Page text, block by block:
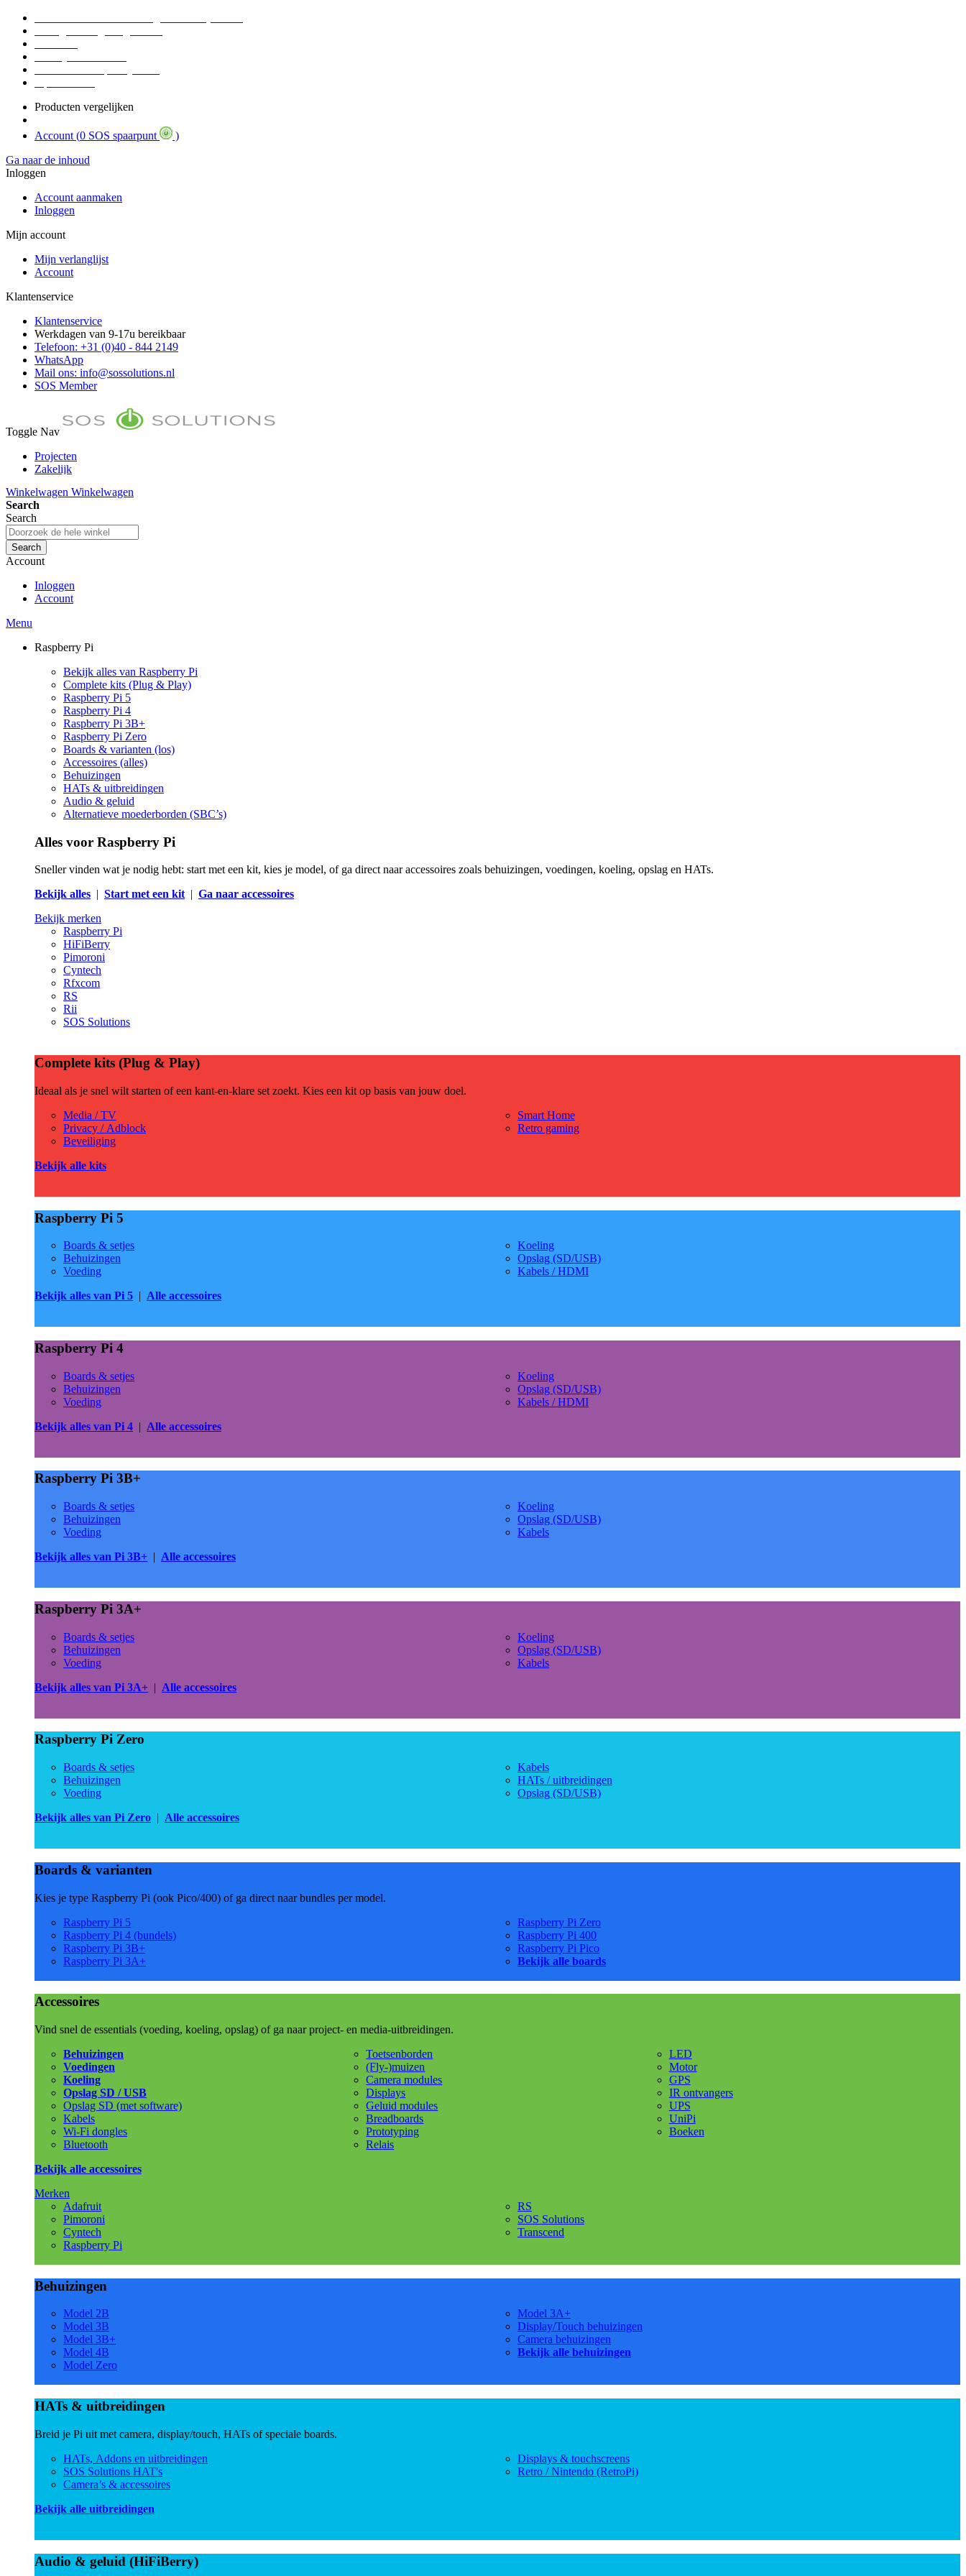
Producten vergelijken
Account (0 SOS spaarpunt
)
Ga naar de inhoud
Inloggen
Account aanmaken
Inloggen
Mijn account
Mijn verlanglijst
Account
Klantenservice
Klantenservice
Werkdagen van 9-17u bereikbaar
Telefoon: +31 (0)40 - 844 2149
WhatsApp
Mail ons: info@sossolutions.nl
SOS Member
Toggle Nav
Projecten
Zakelijk
Toon prijzen Incl. BTW
Toon prijzen Excl. BTW
Winkelwagen Winkelwagen
Search
Search
Search
Account
Inloggen
Account
Menu
Raspberry Pi
Bekijk alles van Raspberry Pi
Complete kits (Plug & Play)
Raspberry Pi 5
Raspberry Pi 4
Raspberry Pi 3B+
Raspberry Pi Zero
Boards & varianten (los)
Accessoires (alles)
Behuizingen
HATs & uitbreidingen
Audio & geluid
Alternatieve moederborden (SBC’s)
Alles voor Raspberry Pi
Sneller vinden wat je nodig hebt: start met een kit, kies je model, of ga direct naar accessoires zoals behuizingen, voedingen, koeling, opslag en HATs.
Bekijk alles | Start met een kit| Ga naar accessoires
Bekijk merken
Raspberry Pi
HiFiBerry
Pimoroni
Cyntech
Rfxcom
RS
Rii
SOS Solutions
Complete kits (Plug & Play)
Ideaal als je snel wilt starten of een kant-en-klare set zoekt. Kies een kit op basis van jouw doel.
Media / TV
Privacy / Adblock
Beveiliging
Smart Home
Retro gaming
Bekijk alle kits
Raspberry Pi 5
Boards & setjes
Behuizingen
Voeding
Koeling
Opslag (SD/USB)
Kabels / HDMI
Bekijk alles van Pi 5 | Alle accessoires
Raspberry Pi 4
Boards & setjes
Behuizingen
Voeding
Koeling
Opslag (SD/USB)
Kabels / HDMI
Bekijk alles van Pi 4 | Alle accessoires
Raspberry Pi 3B+
Boards & setjes
Behuizingen
Voeding
Koeling
Opslag (SD/USB)
Kabels
Bekijk alles van Pi 3B+ | Alle accessoires
Raspberry Pi 3A+
Boards & setjes
Behuizingen
Voeding
Koeling
Opslag (SD/USB)
Kabels
Bekijk alles van Pi 3A+ | Alle accessoires
Raspberry Pi Zero
Boards & setjes
Behuizingen
Voeding
Kabels
HATs / uitbreidingen
Opslag (SD/USB)
Bekijk alles van Pi Zero | Alle accessoires
Boards & varianten
Kies je type Raspberry Pi (ook Pico/400) of ga direct naar bundles per model.
Raspberry Pi 5
Raspberry Pi 4 (bundels)
Raspberry Pi 3B+
Raspberry Pi 3A+
Raspberry Pi Zero
Raspberry Pi 400
Raspberry Pi Pico
Bekijk alle boards
Accessoires
Vind snel de essentials (voeding, koeling, opslag) of ga naar project- en media-uitbreidingen.
Behuizingen
Voedingen
Koeling
Opslag SD / USB
Opslag SD (met software)
Kabels
Wi-Fi dongles
Bluetooth
Toetsenborden
(Fly-)muizen
Camera modules
Displays
Geluid modules
Breadboards
Prototyping
Relais
LED
Motor
GPS
IR ontvangers
UPS
UniPi
Boeken
Bekijk alle accessoires
Merken
Adafruit
Pimoroni
Cyntech
Raspberry Pi
RS
SOS Solutions
Transcend
Behuizingen
Model 2B
Model 3B
Model 3B+
Model 4B
Model Zero
Model 3A+
Display/Touch behuizingen
Camera behuizingen
Bekijk alle behuizingen
HATs & uitbreidingen
Breid je Pi uit met camera, display/touch, HATs of speciale boards.
HATs, Addons en uitbreidingen
SOS Solutions HAT's
Camera’s & accessoires
Displays & touchscreens
Retro / Nintendo (RetroPi)
Bekijk alle uitbreidingen
Audio & geluid (HiFiBerry)